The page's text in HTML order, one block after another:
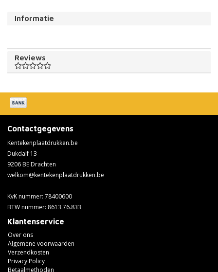
Informatie
Reviews
Contactgegevens
Kentekenplaatdrukken.be
Dukdalf 13
9206 BE Drachten
welkom@kentekenplaatdrukken.be
KvK nummer: 78400600
BTW nummer: 8613.76.833
Klantenservice
Over ons
Algemene voorwaarden
Verzendkosten
Privacy Policy
Betaalmethoden